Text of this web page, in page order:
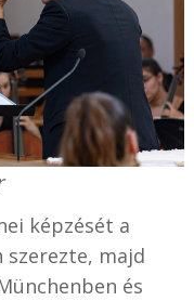
képzését a
majd
és